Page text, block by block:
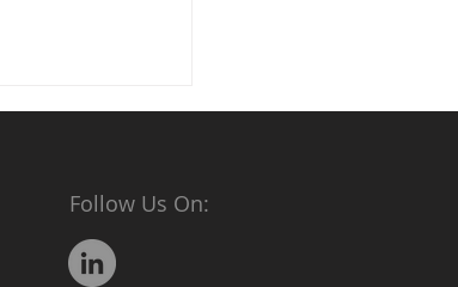
Follow Us On: